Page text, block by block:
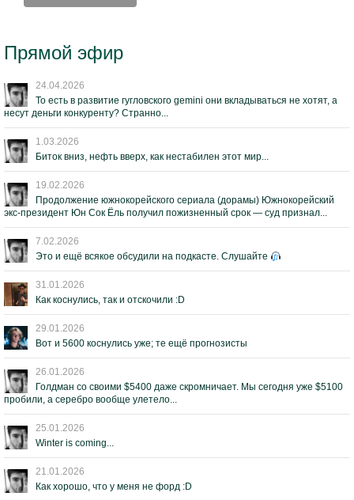
Прямой эфир
24.04.2026
То есть в развитие гугловского gemini они вкладываться не хотят, а
несут деньги конкуренту? Странно...
1.03.2026
Биток вниз, нефть вверх, как нестабилен этот мир...
19.02.2026
Продолжение южнокорейского сериала (дорамы) Южнокорейский
экс-президент Юн Сок Ёль получил пожизненный срок — суд признал...
7.02.2026
Это и ещё всякое обсудили на подкасте. Слушайте
31.01.2026
Как коснулись, так и отскочили :D
29.01.2026
Вот и 5600 коснулись уже; те ещё прогнозисты
26.01.2026
Голдман со своими $5400 даже скромничает. Мы сегодня уже $5100
пробили, а серебро вообще улетело...
25.01.2026
Winter is coming...
21.01.2026
Как хорошо, что у меня не форд :D